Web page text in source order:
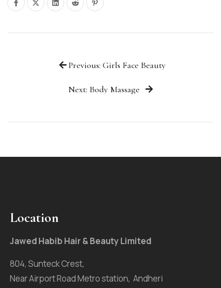
Previous: Girls Face Beauty
Next: Body Massage
Location
Jawed Habib Hair & Beauty Limited
804, Sunteck Crest,
Near Airport Road Metro station, Andheri